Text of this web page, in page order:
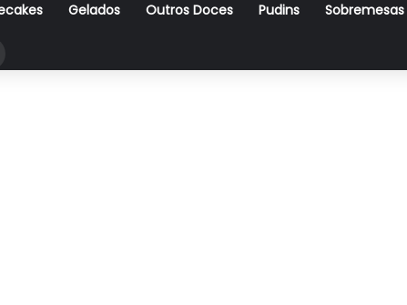
Gelados Outros Doces Pudins Sobremesas